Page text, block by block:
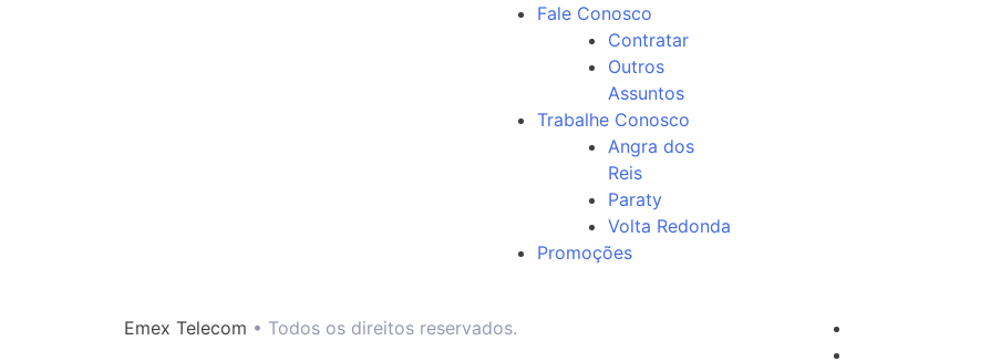
Fale Conosco
Contratar
Outros
Assuntos
Trabalhe Conosco
Angra dos
Reis
Paraty
Volta Redonda
Promoções
Emex Telecom • Todos os direitos reservados.